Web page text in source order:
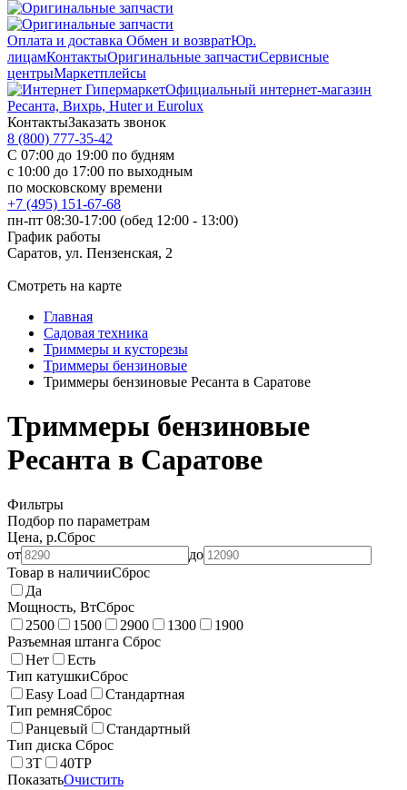
Оплата и доставка Обмен и возвратЮр.
лицамКонтактыОригинальные запчастиСервисные
центрыМаркетплейсы
Официальный интернет-магазин
Ресанта, Вихрь, Huter и Eurolux
КонтактыЗаказать звонок
8 (800) 777-35-42
С 07:00 до 19:00 по будням
с 10:00 до 17:00 по выходным
по московскому времени
+7 (495) 151-67-68
пн-пт 08:30-17:00 (обед 12:00 - 13:00)
График работы
Саратов, ул. Пензенская, 2
Смотреть на карте
Главная
Садовая техника
Триммеры и кусторезы
Триммеры бензиновые
Триммеры бензиновые Ресанта в Саратове
Триммеры бензиновые
Ресанта в Саратове
Фильтры
Подбор по параметрам
Цена, р.Сброс
от
до
Товар в наличииСброс
Да
Мощность, ВтСброс
2500
1500 2900 1300
1900
Разъемная штанга Сброс
Нет
Есть
Тип катушкиСброс
Easy Load
Стандартная
Тип ремняСброс
Ранцевый
Стандартный
Тип диска Сброс
3Т
40ТР
ПоказатьОчистить